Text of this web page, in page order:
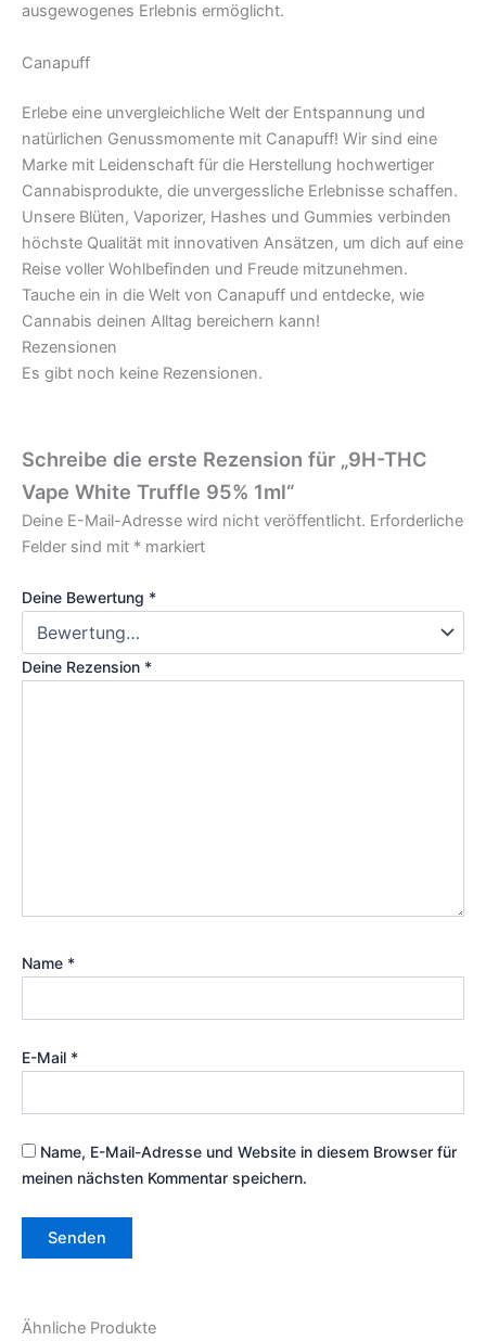
ausgewogenes Erlebnis ermöglicht.
Canapuff
Erlebe eine unvergleichliche Welt der Entspannung und
natürlichen Genussmomente mit Canapuff! Wir sind eine
Marke mit Leidenschaft für die Herstellung hochwertiger
Cannabisprodukte, die unvergessliche Erlebnisse schaffen.
Unsere Blüten, Vaporizer, Hashes und Gummies verbinden
höchste Qualität mit innovativen Ansätzen, um dich auf eine
Reise voller Wohlbefinden und Freude mitzunehmen.
Tauche ein in die Welt von Canapuff und entdecke, wie
Cannabis deinen Alltag bereichern kann!
Rezensionen
Es gibt noch keine Rezensionen.
Schreibe die erste Rezension für „9H-THC
Vape White Truffle 95% 1ml“
Deine E-Mail-Adresse wird nicht veröffentlicht. Erforderliche
Felder sind mit * markiert
Deine Bewertung *
Deine Rezension *
Name *
E-Mail *
Name, E-Mail-Adresse und Website in diesem Browser für
meinen nächsten Kommentar speichern.
Ähnliche Produkte